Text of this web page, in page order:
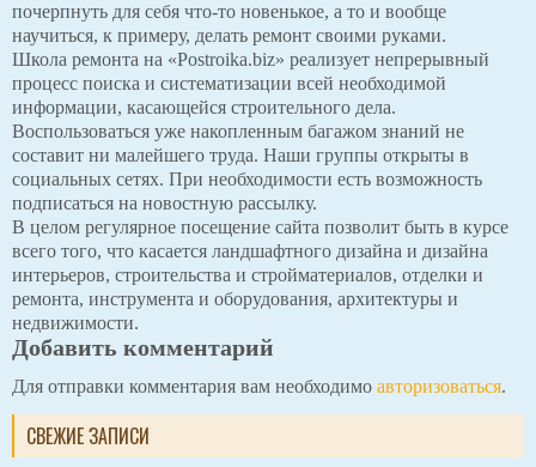
почерпнуть для себя что-то новенькое, а то и вообще
научиться, к примеру, делать ремонт своими руками.
Школа ремонта на «Postroika.biz» реализует непрерывный
процесс поиска и систематизации всей необходимой
информации, касающейся строительного дела.
Воспользоваться уже накопленным багажом знаний не
составит ни малейшего труда. Наши группы открыты в
социальных сетях. При необходимости есть возможность
подписаться на новостную рассылку.
В целом регулярное посещение сайта позволит быть в курсе
всего того, что касается ландшафтного дизайна и дизайна
интерьеров, строительства и стройматериалов, отделки и
ремонта, инструмента и оборудования, архитектуры и
недвижимости.
Добавить комментарий
Для отправки комментария вам необходимо авторизоваться.
СВЕЖИЕ ЗАПИСИ